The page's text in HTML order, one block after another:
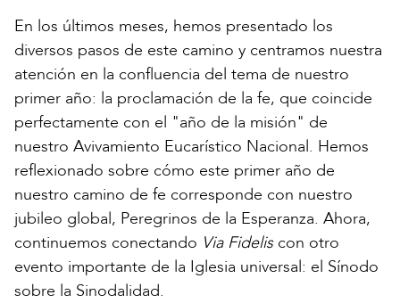
En los últimos meses, hemos presentado los
diversos pasos de este camino y centramos nuestra
atención en la confluencia del tema de nuestro
primer año: la proclamación de la fe, que coincide
perfectamente con el "año de la misión" de
nuestro Avivamiento Eucarístico Nacional. Hemos
reflexionado sobre cómo este primer año de
nuestro camino de fe corresponde con nuestro
jubileo global, Peregrinos de la Esperanza. Ahora,
continuemos conectando Via Fideliscon otro
evento importante de la Iglesia universal: el Sínodo
sobre la Sinodalidad.